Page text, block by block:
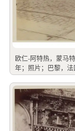
欧仁-阿特热，蒙马特
年；照片；巴黎，法